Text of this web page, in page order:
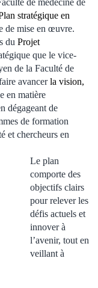
de médecine de
stratégique en
de mise en œuvre.
du Projet
que le vice-
de la Faculté de
avancerla vision,
en matière
dégageant de
de formation
et chercheurs en
Le plan
comporte des
objectifs clairs
pour relever les
défis actuels et
innover à
l’avenir, tout en
veillant à